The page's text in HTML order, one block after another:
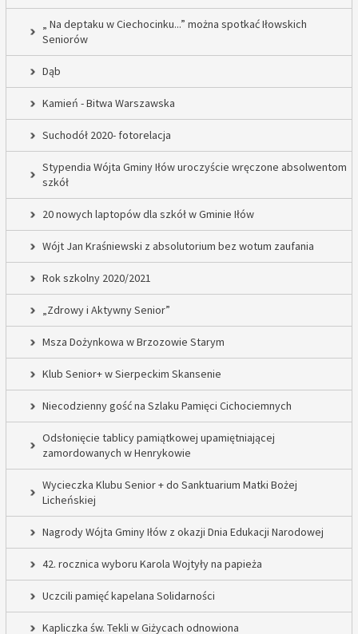
„ Na deptaku w Ciechocinku...” można spotkać Iłowskich
Seniorów
Dąb
Kamień - Bitwa Warszawska
Suchodół 2020- fotorelacja
Stypendia Wójta Gminy Iłów uroczyście wręczone absolwentom
szkół
20 nowych laptopów dla szkół w Gminie Iłów
Wójt Jan Kraśniewski z absolutorium bez wotum zaufania
Rok szkolny 2020/2021
„Zdrowy i Aktywny Senior”
Msza Dożynkowa w Brzozowie Starym
Klub Senior+ w Sierpeckim Skansenie
Niecodzienny gość na Szlaku Pamięci Cichociemnych
Odsłonięcie tablicy pamiątkowej upamiętniającej
zamordowanych w Henrykowie
Wycieczka Klubu Senior + do Sanktuarium Matki Bożej
Licheńskiej
Nagrody Wójta Gminy Iłów z okazji Dnia Edukacji Narodowej
42. rocznica wyboru Karola Wojtyły na papieża
Uczcili pamięć kapelana Solidarności
Kapliczka św. Tekli w Giżycach odnowiona